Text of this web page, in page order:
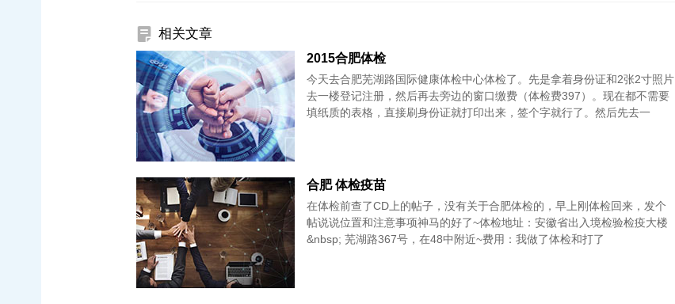
相关文章
2015合肥体检
今天去合肥芜湖路国际健康体检中心体检了。先是拿着身份证和2张2寸照片
去一楼登记注册，然后再去旁边的窗口缴费（体检费397）。现在都不需要
填纸质的表格，直接刷身份证就打印出来，签个字就行了。然后先去一
合肥 体检疫苗
在体检前查了CD上的帖子，没有关于合肥体检的，早上刚体检回来，发个
帖说说位置和注意事项神马的好了~体检地址：安徽省出入境检验检疫大楼
&nbsp; 芜湖路367号，在48中附近~费用：我做了体检和打了